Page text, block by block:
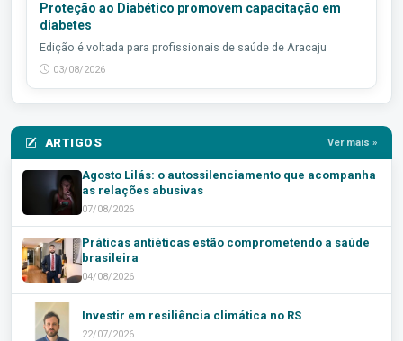
Proteção ao Diabético promovem capacitação em
diabetes
Edição é voltada para profissionais de saúde de Aracaju
03/08/2026
ARTIGOS Ver mais »
Agosto Lilás: o autossilenciamento que acompanha
as relações abusivas
07/08/2026
Práticas antiéticas estão comprometendo a saúde
brasileira
04/08/2026
Investir em resiliência climática no RS
22/07/2026